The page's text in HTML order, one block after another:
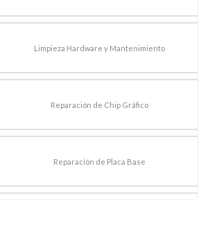
Limpieza Hardware y Mantenimiento
Reparación de Chip Gráfico
Reparación de Placa Base